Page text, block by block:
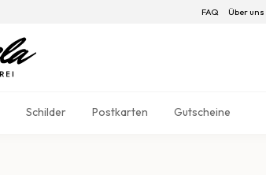
FAQ Über uns
Schilder Postkarten Gutscheine